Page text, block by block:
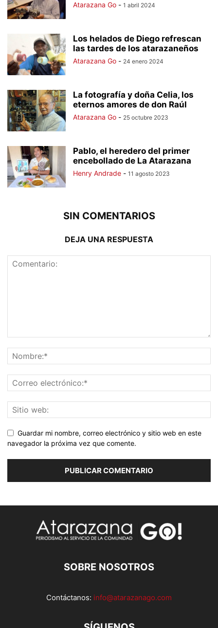
Atarazana Go - 1 abril 2024
Los helados de Diego refrescan
las tardes de los atarazaneños
Atarazana Go - 24 enero 2024
La fotografía y doña Celia, los
eternos amores de don Raúl
Atarazana Go - 25 octubre 2023
Pablo, el heredero del primer
encebollado de La Atarazana
Henry Andrade - 11 agosto 2023
SIN COMENTARIOS
DEJA UNA RESPUESTA
Guardar mi nombre, correo electrónico y sitio web en este
navegador la próxima vez que comente.
SOBRE NOSOTROS
Contáctanos: info@atarazanago.com